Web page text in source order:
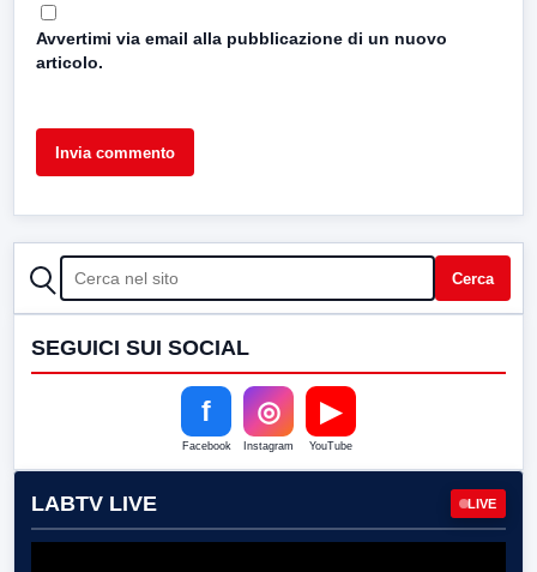
Avvertimi via email alla pubblicazione di un nuovo
articolo.
CERCA Cerca
SEGUICI SUI SOCIAL
f
Facebook
◎
Instagram
▶
YouTube
LABTV LIVE LIVE